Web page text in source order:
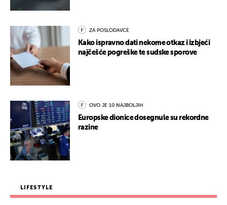
ZA POSLODAVCE
Kako ispravno dati nekome otkaz i izbjeći
najčešće pogreške te sudske sporove
OVO JE 10 NAJBOLJIH
Europske dionice dosegnule su rekordne
razine
LIFESTYLE